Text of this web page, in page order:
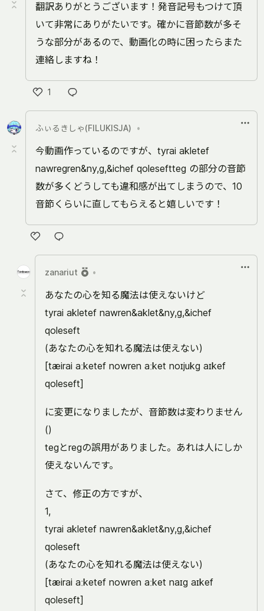
翻訳ありがとうございます！発音記号もつけて頂
いて非常にありがたいです。確かに音節数が多そ
うな部分があるので、動画化の時に困ったらまた
連絡しますね！
1
い
ね
ふぃるきしゃ(FILUKISJA) •
今動画作っているのですが、tyrai akletef
nawregren&ny,g,&ichef qoleseftteg の部分の音節
数が多くどうしても違和感が出てしまうので、10
音節くらいに直してもらえると嬉しいです！
い
zanariut •
あなたの心を知る魔法は使えないけど
tyrai akletef nawren&aklet&ny,g,&ichef
qoleseft
(あなたの心を知れる魔法は使えない)
[tæirai aːketef nowren aːket noɪjukg aɪkef
qoleseft]
に変更になりましたが、音節数は変わりません
()
tegとregの誤用がありました。あれは人にしか
使えないんです。
さて、修正の方ですが、
1,
tyrai akletef nawren&aklet&ny,g,&ichef
qoleseft
(あなたの心を知れる魔法は使えない)
[tæirai aːketef nowren aːket naɪg aɪkef
qoleseft]